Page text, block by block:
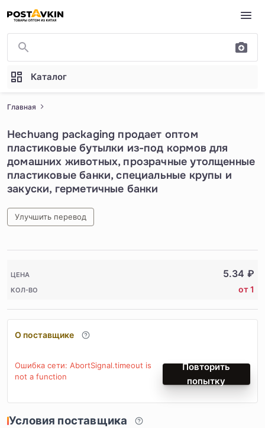
Перейти к основному содержимому
Каталог
Главная
Hechuang packaging продает оптом
пластиковые бутылки из-под кормов для
домашних животных, прозрачные утолщенные
пластиковые банки, специальные крупы и
закуски, герметичные банки
Улучшить перевод
ЦЕНА 5.34 ₽
КОЛ-ВО от 1
О поставщике
Ошибка сети: AbortSignal.timeout is
not a function
Повторить
попытку
Условия поставщика